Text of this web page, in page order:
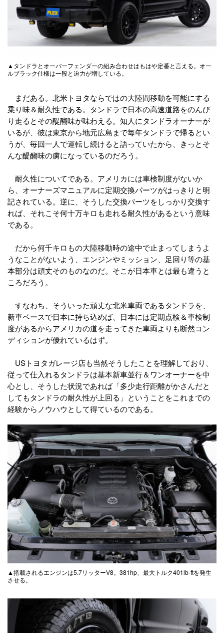
▲タンドラとオーバーフェンダーの組み合わせはもはや定番と言える。オー
ルブラック仕様は一段と迫力が増している。
まだある。北米トヨタならではの大陸間移動を可能にする
乗り味＆耐久性である。タンドラで日本の高速道路をのんび
り走るとその醍醐味が味わえる。知人にタンドラオーナーが
いるが、彼は東京から地元広島まで毎年タンドラで帰るとい
うが、毎回一人で運転し続けると語っていたから、きっとそ
んな醍醐味の虜になっているのだろう。
耐久性についてである。アメリカには車検制度がないか
ら、オーナーズマニュアルに定期交換パーツがはっきりと明
記されている。逆に、そうした交換パーツをしっかり交換す
れば、それこそ何十万キロも走れる耐久性があるという意味
である。
だから何千キロもの大陸移動時の途中で止まってしまうよ
うなことがないよう、エンジンやミッション、足回り等の基
本部分は頑丈そのものなのだ。そこが日本車とは最も違うと
ころだろう。
すなわち、そういった頑丈な北米車両であるタンドラを、
新車ベースで日本に持ち込めば、日本には定期点検＆車検制
度があるからアメリカの道を走ってきた車両よりも断然コン
ディションが優れているはず。
USトヨタガレージ店も当然そうしたことを理解しており、
従って仕入れるタンドラは基本新車並行＆ワンオーナーを中
心とし、そうした状況であれば「多少走行距離がかさんだと
してもタンドラの耐久性が上回る」ということをこれまでの
経験からノウハウとして得ているのである。
▲搭載されるエンジンは5.7リッターV8。381hp、最大トルク401lb-ftを発生
させる。